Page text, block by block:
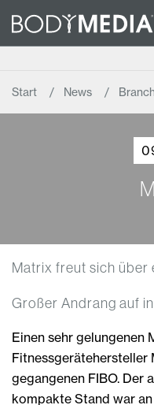
Start News
Matrix freut sich über
Großer Andrang auf
Einen sehr gelungenen
Fitnessgerätehersteller
gegangenen FIBO. Der
kompakte Stand war